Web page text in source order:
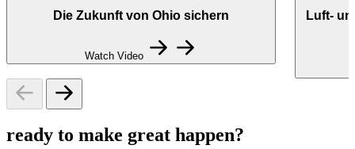
Die Zukunft von Ohio sichern
Watch Video
Luft-
ready to make great happen?